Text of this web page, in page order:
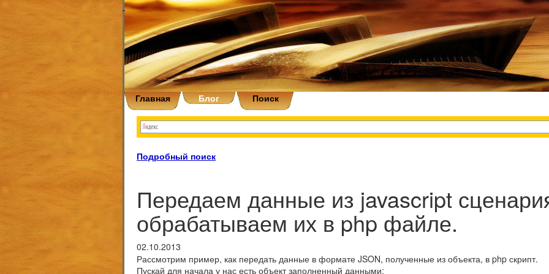
Главная Блог Поиск
Подробный поиск
Передаем данные из javascript
обрабатываем их в php файле.
02.10.2013
Рассмотрим пример, как передать данные в формате JSON, полученные из объекта, в php скрипт.
Пускай для начала у нас есть объект заполненный данными: